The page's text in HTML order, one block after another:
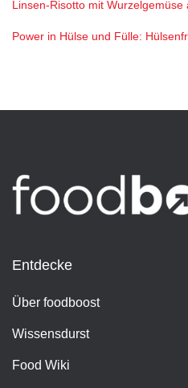
Linsen-Risotto mit Wurzelgemüse
Power in Hülse und Fülle:
Entdecke
Über foodboost
Wissensdurst
Food Wiki